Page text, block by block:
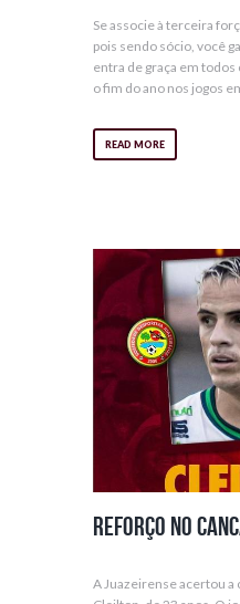
Se associe à terceira
pois sendo sócio, você
entra de graça em
o fim do ano nos jogos
READ MORE
Reforço no
A Juazeirense acertou